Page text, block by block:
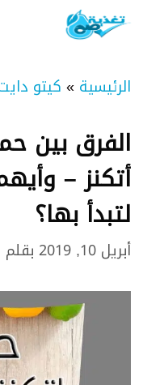
انتقل
الرئيسية » كيتو
الفرق بين
أتكنز –
لتبدأ بها؟
أبريل 10, 2019 بقلم